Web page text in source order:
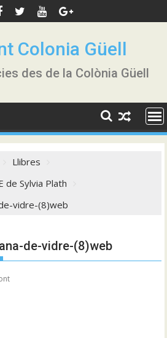
Colonia Güell
des de la Colònia Güell
Llibres
de Sylvia Plath
vidre-(8)web
de-vidre-(8)web